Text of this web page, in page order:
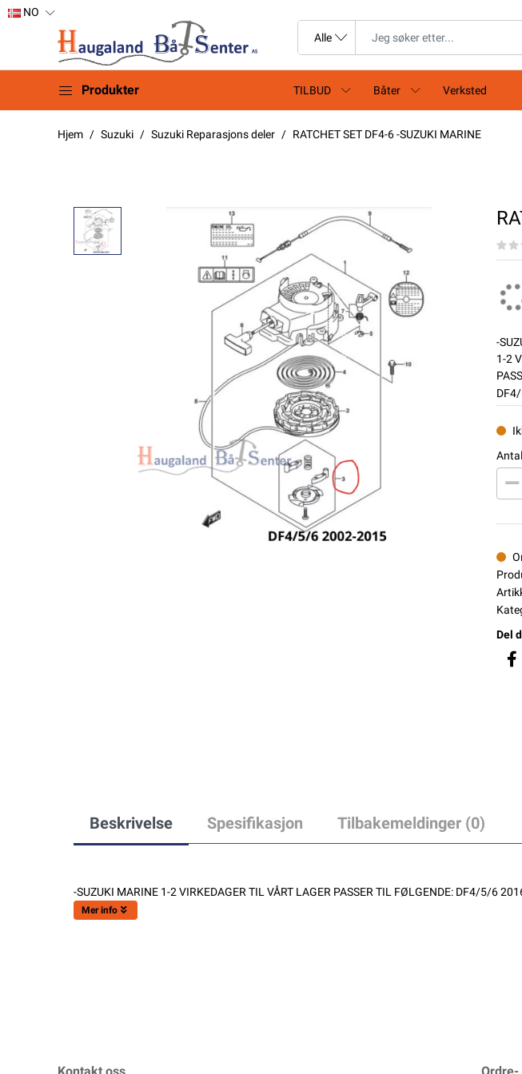
NO
Produkter TILBUD Båter Verksted
Hjem Suzuki Suzuki Reparasjons deler RATCHET SET DF4-6 -SUZUKI MARINE
-
1-2
Del
Beskrivelse Spesifikasjon Tilbakemeldinger (0)
-SUZUKI MARINE 1-2 VIRKEDAGER TIL VÅRT LAGER PASSER TIL FØLGENDE: DF4/5/6
Mer info
Kontakt oss Ordre-